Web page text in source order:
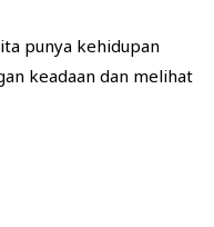
punya kehidupan
keadaan dan melihat